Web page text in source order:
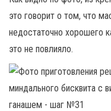
это говорит о том, что
недостаточно хорошего
это не повлияло.